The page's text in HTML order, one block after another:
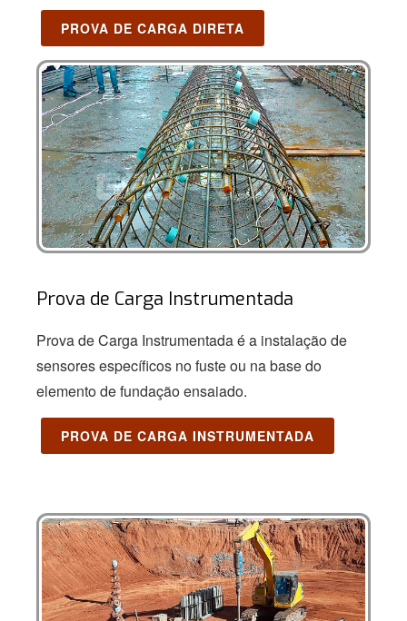
PROVA DE CARGA DIRETA
Prova de Carga Instrumentada
Prova de Carga Instrumentada é a instalação de
sensores específicos no fuste ou na base do
elemento de fundação ensaiado.
PROVA DE CARGA INSTRUMENTADA